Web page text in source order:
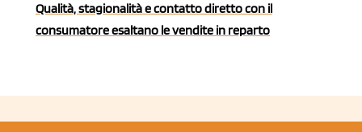
Qualità, stagionalità e contatto diretto con il
consumatore esaltano le vendite in reparto